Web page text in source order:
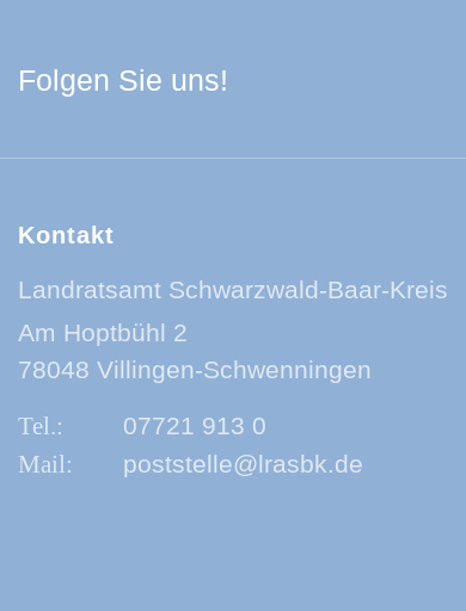
Folgen Sie uns!
Kontakt
Landratsamt Schwarzwald-Baar-Kreis
Am Hoptbühl 2
78048 Villingen-Schwenningen
07721 913 0
poststelle@lrasbk.de